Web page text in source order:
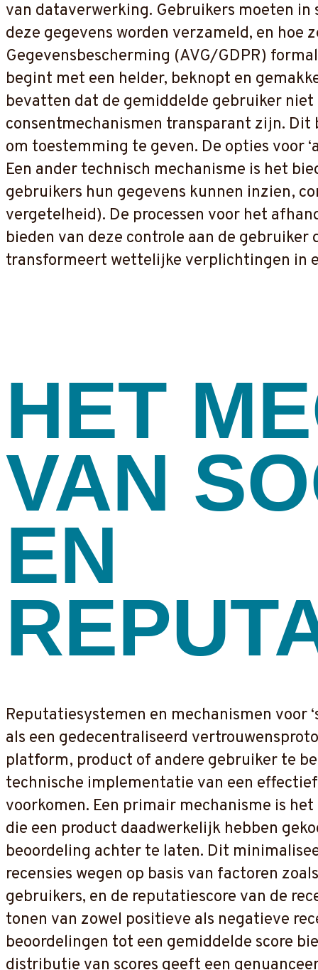
van dataverwerking. Gebruikers moeten
deze gegevens worden verzameld, en hoe
Gegevensbescherming (AVG/GDPR)
begint met een helder, beknopt en
bevatten dat de gemiddelde gebruiker
consentmechanismen transparant zijn.
om toestemming te geven. De opties voor
Een ander technisch mechanisme is het
gebruikers hun gegevens kunnen inzien,
vergetelheid). De processen voor het
bieden van deze controle aan de
transformeert wettelijke verplichtingen in
HET
VAN
EN
Reputatiesystemen en mechanismen voor
als een gedecentraliseerd
platform, product of andere gebruiker te
technische implementatie van een
voorkomen. Een primair mechanisme is
die een product daadwerkelijk hebben
beoordeling achter te laten. Dit
recensies wegen op basis van factoren
gebruikers, en de reputatiescore van de
tonen van zowel positieve als negatieve
beoordelingen tot een gemiddelde score
distributie van scores geeft een